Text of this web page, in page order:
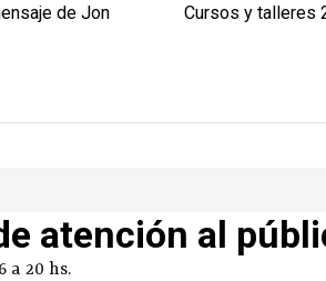
de Jon
Cursos y talleres
atención al
a 20 hs.